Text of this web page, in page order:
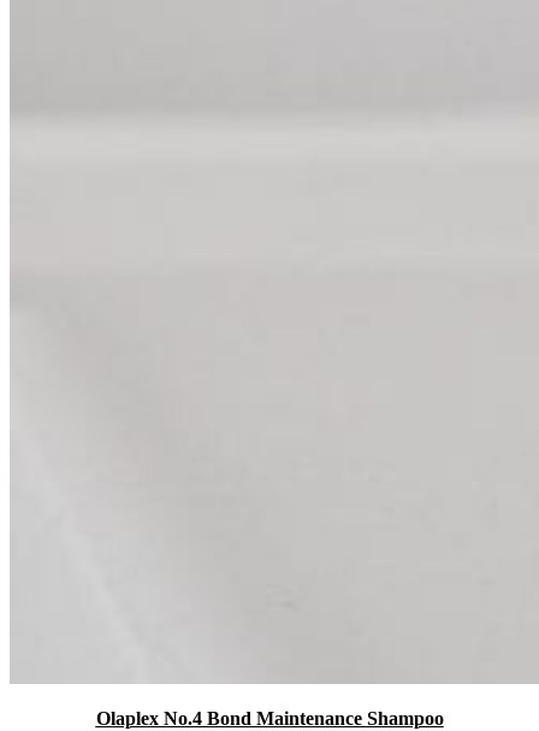
Olaplex No.4 Bond Maintenance Shampoo